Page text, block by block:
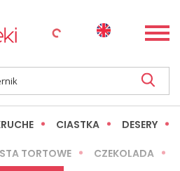
CIASTKA DESERY
TORTOWE CZEKOLADA